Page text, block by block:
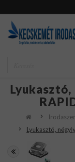
Lyukasztó,